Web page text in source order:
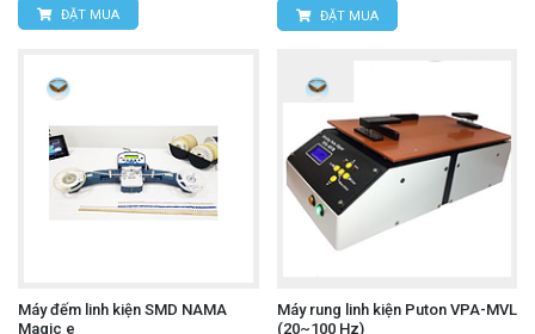
ĐẶT MUA ĐẶT MUA
Máy đếm linh kiện SMD NAMA
Magic e
Máy rung linh kiện Puton VPA-MVL
(20~100 Hz)